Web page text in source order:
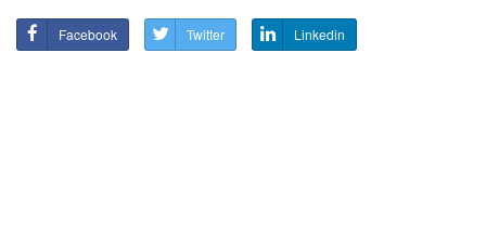
Facebook Twitter Linkedin